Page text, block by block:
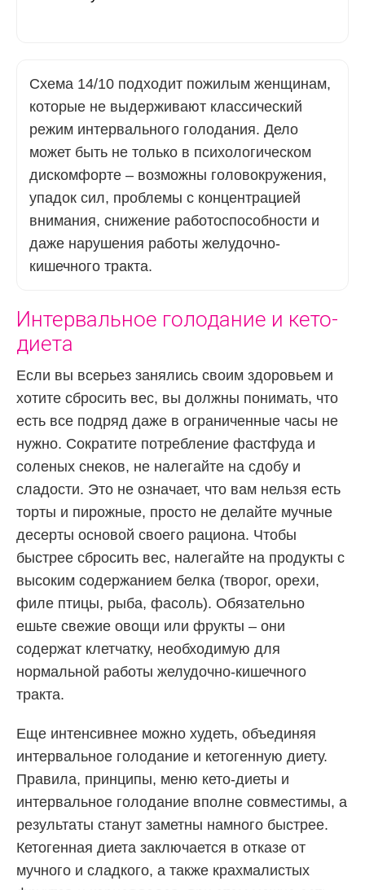
Схема 14/10 подходит пожилым женщинам,
которые не выдерживают классический
режим интервального голодания. Дело
может быть не только в психологическом
дискомфорте – возможны головокружения,
упадок сил, проблемы с концентрацией
внимания, снижение работоспособности и
даже нарушения работы желудочно-
кишечного тракта.
Интервальное голодание и кето-
диета
Если вы всерьез занялись своим здоровьем и
хотите сбросить вес, вы должны понимать, что
есть все подряд даже в ограниченные часы не
нужно. Сократите потребление фастфуда и
соленых снеков, не налегайте на сдобу и
сладости. Это не означает, что вам нельзя есть
торты и пирожные, просто не делайте мучные
десерты основой своего рациона. Чтобы
быстрее сбросить вес, налегайте на продукты с
высоким содержанием белка (творог, орехи,
филе птицы, рыба, фасоль). Обязательно
ешьте свежие овощи или фрукты – они
содержат клетчатку, необходимую для
нормальной работы желудочно-кишечного
тракта.
Еще интенсивнее можно худеть, объединяя
интервальное голодание и кетогенную диету.
Правила, принципы, меню кето-диеты и
интервальное голодание вполне совместимы, а
результаты станут заметны намного быстрее.
Кетогенная диета заключается в отказе от
мучного и сладкого, а также крахмалистых